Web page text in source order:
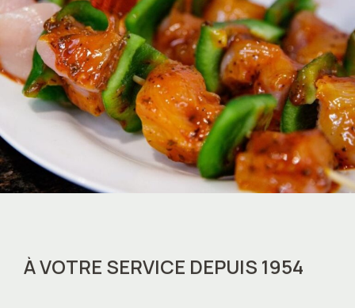
À VOTRE SERVICE DEPUIS 1954